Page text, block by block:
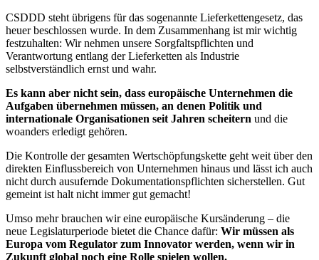
CSDDD steht übrigens für das sogenannte Lieferkettengesetz, das
heuer beschlossen wurde. In dem Zusammenhang ist mir wichtig
festzuhalten: Wir nehmen unsere Sorgfaltspflichten und
Verantwortung entlang der Lieferketten als Industrie
selbstverständlich ernst und wahr.
Es kann aber nicht sein, dass europäische Unternehmen die
Aufgaben übernehmen müssen, an denen Politik und
internationale Organisationen seit Jahren scheitern und die
woanders erledigt gehören.
Die Kontrolle der gesamten Wertschöpfungskette geht weit über den
direkten Einflussbereich von Unternehmen hinaus und lässt ich auch
nicht durch ausufernde Dokumentationspflichten sicherstellen. Gut
gemeint ist halt nicht immer gut gemacht!
Umso mehr brauchen wir eine europäische Kursänderung – die
neue Legislaturperiode bietet die Chance dafür: Wir müssen als
Europa vom Regulator zum Innovator werden, wenn wir in
Zukunft global noch eine Rolle spielen wollen.